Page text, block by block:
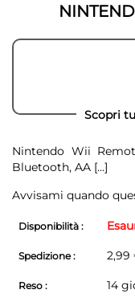
immagini
Scopri
Nintendo Wii
Bluetooth, AA [...]
Avvisami quando
Disponibilità :
Spedizione : 2,99
Reso : 14